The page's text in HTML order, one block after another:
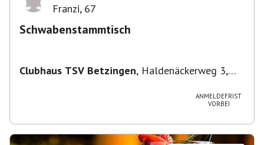
Franzi, 67
Schwabenstammtisch
Clubhaus TSV Betzingen, Haldenäckerweg 3,
ANMELDEFRIST
VORBEI